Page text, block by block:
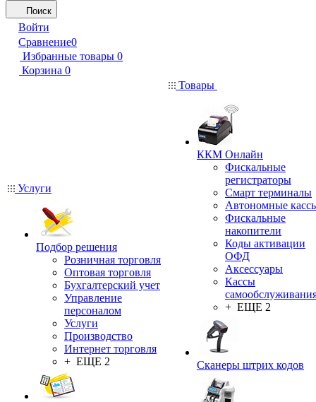
Поиск
Войти
Сравнение0
Избранные товары 0
Корзина 0
Услуги
Подбор решения
Розничная торговля
Оптовая торговля
Бухгалтерский учет
Управление
персоналом
Услуги
Производство
Интернет торговля
+ ЕЩЕ 2
Товары
ККМ Онлайн
Фискальные
регистраторы
Смарт терминалы
Автономные
Фискальные
накопители
Коды активации
ОФД
Аксессуары
Кассы
+ ЕЩЕ 2
Сканеры штрих кодов